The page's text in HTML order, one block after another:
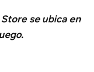
se ubica en